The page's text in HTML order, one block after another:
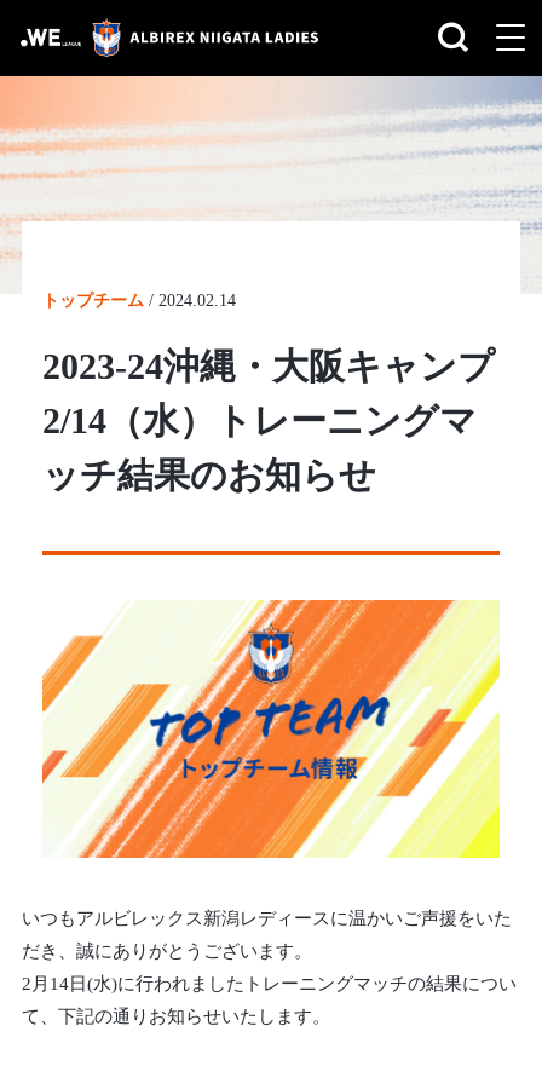
トップチーム / 2024.02.14
2023-24沖縄・大阪キャンプ
2/14（水）トレーニングマ
ッチ結果のお知らせ
いつもアルビレックス新潟レディースに温かいご声援をいた
だき、誠にありがとうございます。
2月14日(水)に行われましたトレーニングマッチの結果につい
て、下記の通りお知らせいたします。